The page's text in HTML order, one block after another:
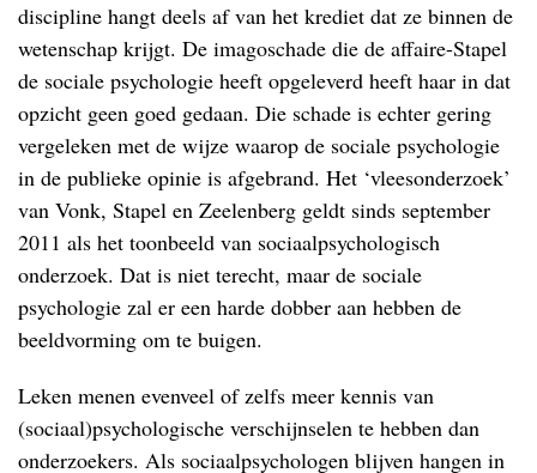
discipline hangt deels af van het krediet dat ze binnen de
wetenschap krijgt. De imagoschade die de affaire-Stapel
de sociale psychologie heeft opgeleverd heeft haar in dat
opzicht geen goed gedaan. Die schade is echter gering
vergeleken met de wijze waarop de sociale psychologie
in de publieke opinie is afgebrand. Het ‘vleesonderzoek’
van Vonk, Stapel en Zeelenberg geldt sinds september
2011 als het toonbeeld van sociaalpsychologisch
onderzoek. Dat is niet terecht, maar de sociale
psychologie zal er een harde dobber aan hebben de
beeldvorming om te buigen.
Leken menen evenveel of zelfs meer kennis van
(sociaal)psychologische verschijnselen te hebben dan
onderzoekers. Als sociaalpsychologen blijven hangen in